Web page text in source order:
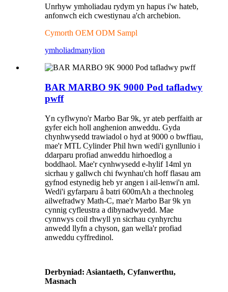
Unrhyw ymholiadau rydym yn hapus i'w hateb,
anfonwch eich cwestiynau a'ch archebion.
Cymorth OEM ODM Sampl
ymholiadmanylion
BAR MARBO 9K 9000 Pod tafladwy
pwff
Yn cyflwyno'r Marbo Bar 9k, yr ateb perffaith ar
gyfer eich holl anghenion anweddu. Gyda
chynhwysedd trawiadol o hyd at 9000 o bwffiau,
mae'r MTL Cylinder Phil hwn wedi'i gynllunio i
ddarparu profiad anweddu hirhoedlog a
boddhaol. Mae'r cynhwysedd e-hylif 14ml yn
sicrhau y gallwch chi fwynhau'ch hoff flasau am
gyfnod estynedig heb yr angen i ail-lenwi'n aml.
Wedi'i gyfarparu â batri 600mAh a thechnoleg
ailwefradwy Math-C, mae'r Marbo Bar 9k yn
cynnig cyfleustra a dibynadwyedd. Mae
cynnwys coil rhwyll yn sicrhau cynhyrchu
anwedd llyfn a chyson, gan wella'r profiad
anweddu cyffredinol.
Derbyniad: Asiantaeth, Cyfanwerthu,
Masnach